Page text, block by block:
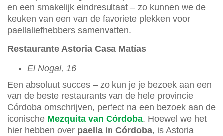
en een smakelijk eindresultaat – zo kunnen we de
keuken van een van de favoriete plekken voor
paellaliefhebbers samenvatten.
Restaurante Astoria Casa Matías
El Nogal, 16
Een absoluut succes – zo kun je je bezoek aan een
van de beste restaurants van de hele provincie
Córdoba omschrijven, perfect na een bezoek aan de
iconische Mezquita van Córdoba. Hoewel we het
hier hebben over paella in Córdoba, is Astoria